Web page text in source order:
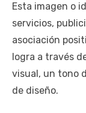
Esta imagen o
servicios,
asociación
logra a través
visual, un tono
de diseño.